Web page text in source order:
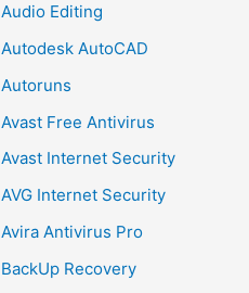
Audio Editing
Autodesk AutoCAD
Autoruns
Avast Free Antivirus
Avast Internet Security
AVG Internet Security
Avira Antivirus Pro
BackUp Recovery